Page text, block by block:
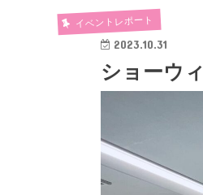
イベントレポート
2023.10.31
ショーウ